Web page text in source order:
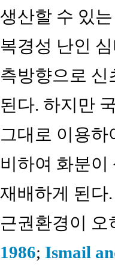
생산할 수 있
복경성 난인
측방향으로
된다. 하지만
그대로 이용
비하여 화분
재배하게 된다
근권환경이
1986; Ismail